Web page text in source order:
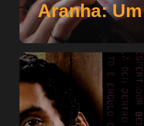
Aranha: